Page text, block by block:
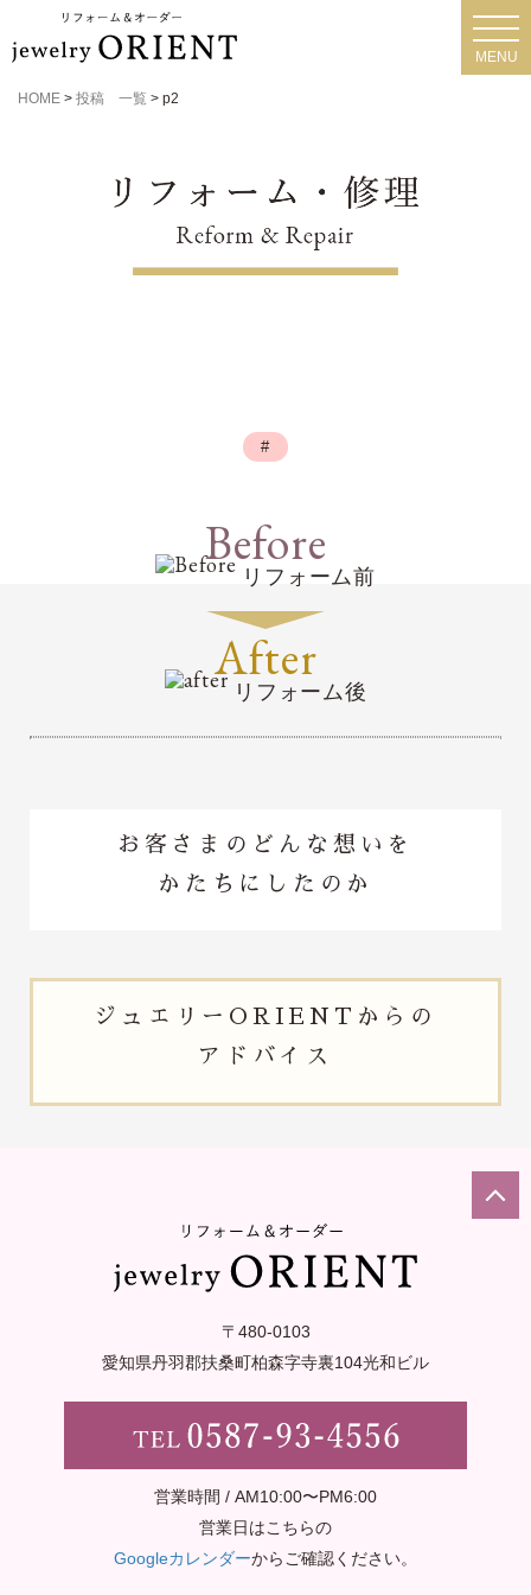
MENU
HOME > 投稿 一覧 > p2
#
Before
リフォーム前
After
リフォーム後
お客さまのどんな想いを
かたちにしたのか
ジュエリー ORIENTからの
アドバイス
〒480-0103
愛知県丹羽郡扶桑町柏森字寺裏104光和ビル
営業時間 / AM10:00〜PM6:00
営業日はこちらの
Googleカレンダーからご確認ください。